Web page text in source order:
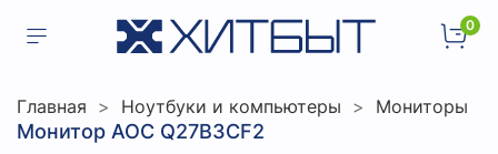
0
Главная Ноутбуки и компьютеры Мониторы
Монитор AOC Q27B3CF2